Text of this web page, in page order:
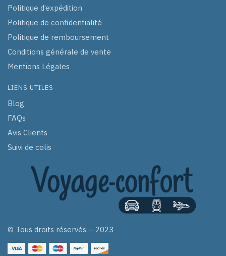
Politique d’expédition
Politique de confidentialité
Politique de remboursement
Conditions générale de vente
Mentions Légales
LIENS UTILES
Blog
FAQs
Avis Clients
Suivi de colis
© Tous droits réservés – 2023